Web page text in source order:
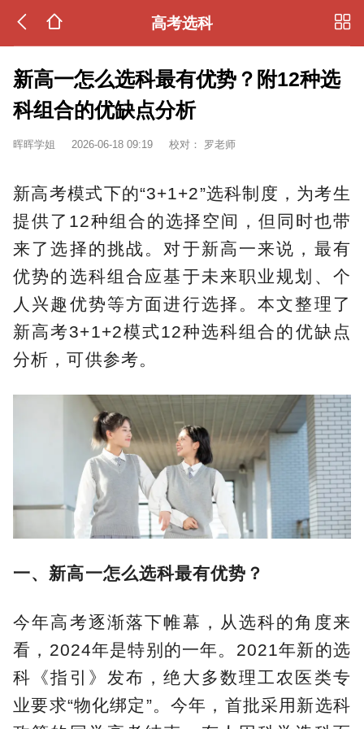
高考选科
新高一怎么选科最有优势？附12种选
科组合的优缺点分析
晖晖学姐 2026-06-18 09:19 校对： 罗老师
新高考模式下的“3+1+2”选科制度，为考生
提供了12种组合的选择空间，但同时也带
来了选择的挑战。对于新高一来说，最有
优势的选科组合应基于未来职业规划、个
人兴趣优势等方面进行选择。本文整理了
新高考3+1+2模式12种选科组合的优缺点
分析，可供参考。
一、 新高一怎么选科最有优势？
今年高考逐渐落下帷幕，从选科的角度来
看，2024年是特别的一年。2021年新的选
科《指引》发布，绝大多数理工农医类专
业要求“物化绑定”。今年，首批采用新选科